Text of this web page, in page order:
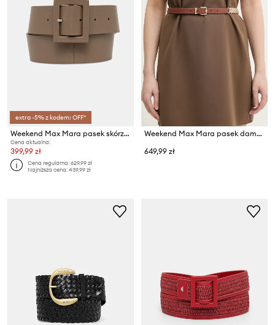
extra -5% z kodem: OFF*
Weekend Max Mara pasek skórzany ABRIO
Cena aktualna:
399,99 zł
Cena regularna:629,99 zł
Najniższa cena:439,99 zł
Weekend Max Mara pasek damski skórzany APACCHE
649,99 zł